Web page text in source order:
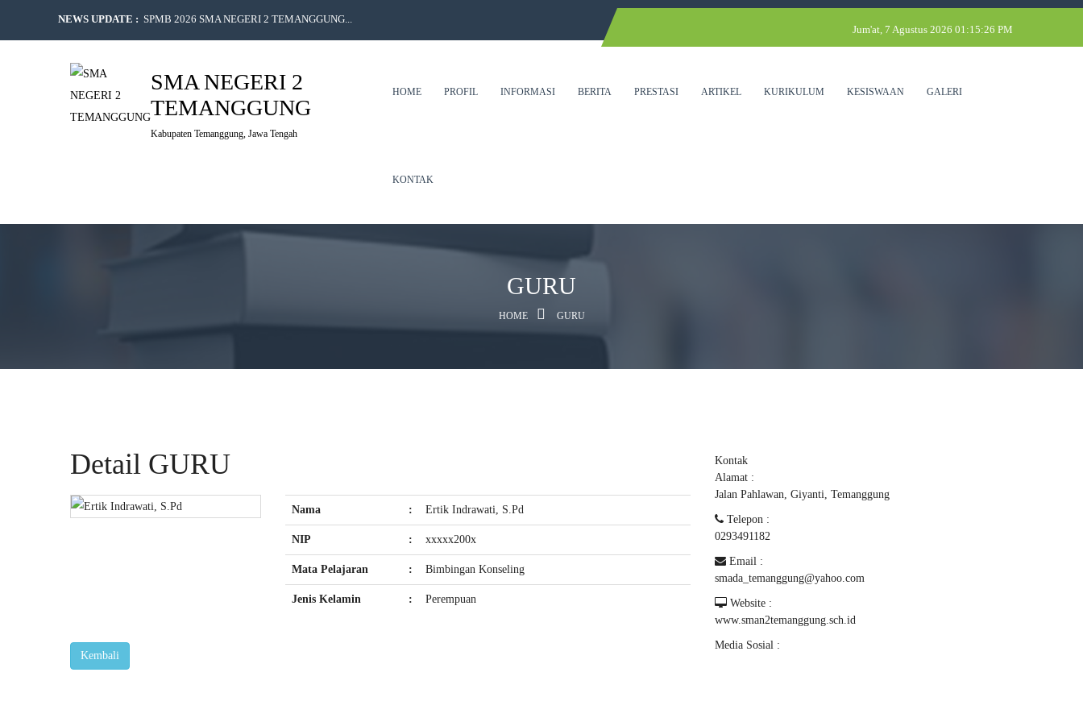
NEWS UPDATE : SPMB 2026 SMA NEGERI 2 TEMANGGUNG...
Lima Siswa SMA N 2 Temanggung Lolos Tahap Awal Lomba Resensi...
Lima Siswa SMA N 2 Temanggung Lolos Tahap Awal Lomba Resensi...
SMA NEGERI 2 TEMANGGUNG RAIH JUARA 1 LOMBA SEKOLAH SEHAT TIN...
PRESTASI FLS3N TINGKAT KABUPATEN TEMANGGUNG TAHUN 2026...
Jum'at, 7 Agustus 2026 01:15:26 PM
SMA NEGERI 2
TEMANGGUNG
Kabupaten Temanggung, Jawa Tengah
HOME PROFIL INFORMASI BERITA PRESTASI ARTIKEL KURIKULUM KESISWAAN GALERI
KONTAK
GURU
HOME GURU
Detail GURU
Nama : Ertik Indrawati, S.Pd
NIP : xxxxx200x
Mata Pelajaran : Bimbingan Konseling
Jenis Kelamin : Perempuan
Kontak
Alamat :
Jalan Pahlawan, Giyanti, Temanggung
Telepon :
0293491182
Email :
smada_temanggung@yahoo.com
Website :
www.sman2temanggung.sch.id
Media Sosial :